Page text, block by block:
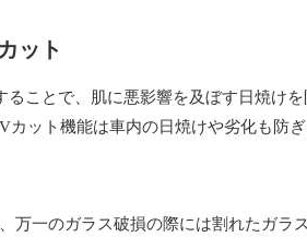
ット
ることで、肌に悪影響を及ぼす日焼け
カット機能は車内の日焼けや劣化も防
万一のガラス破損の際には割れたガラ